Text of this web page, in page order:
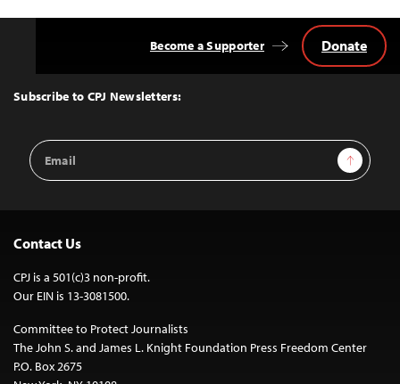
Top
Subscribe to CPJ Newsletters:
Email
Address
Sign Up
Become a Supporter Donate
Contact Us
CPJ is a 501(c)3 non-profit.
Our EIN is 13-3081500.
Committee to Protect Journalists
The John S. and James L. Knight Foundation Press Freedom Center
P.O. Box 2675